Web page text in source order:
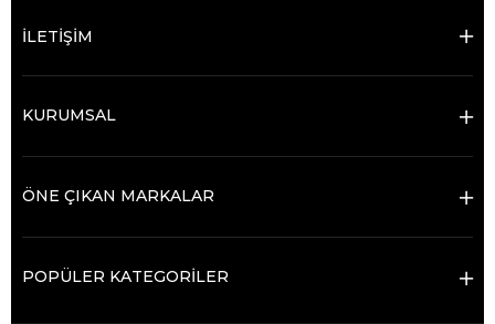
İLETİŞİM
KURUMSAL
ÖNE ÇIKAN MARKALAR
POPÜLER KATEGORİLER